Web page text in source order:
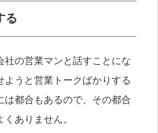
る
の営業マンと話すことにな
うと営業トークばかりする
都合もあるので、その都合
ありません。